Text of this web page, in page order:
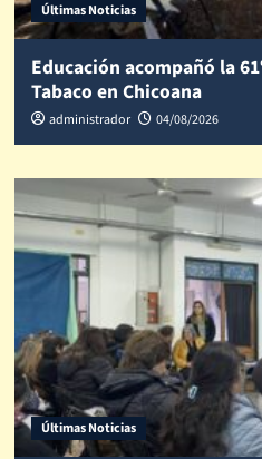
Últimas Noticias
Educación acompañó la
Tabaco en Chicoana
administrador 04/08/2026
Últimas Noticias